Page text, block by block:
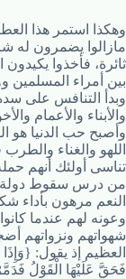
وهكذا استمر هذا
مازالوا يضمرون له
ثائرة، فأخذوا
بين أمراء المسلمين
وبدأ التنافس على
والأبناء والأعمام
وأصبح حب الدنيا هو
اللهو والغناء
تناسى أولئك أنهم
من درس سقوط دولة
النعم مرهون بأداء
وعونه لهم عندما
شهواتهم ونزواتهم
العظيم إذ يقول:
فَحَقَّ عَلَيْهَا الْقَوْلُ